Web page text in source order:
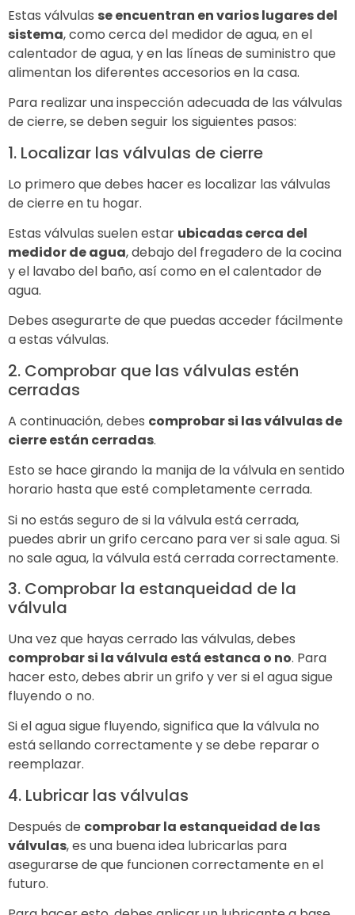
Estas válvulas se encuentran en varios lugares del
sistema, como cerca del medidor de agua, en el
calentador de agua, y en las líneas de suministro que
alimentan los diferentes accesorios en la casa.
Para realizar una inspección adecuada de las válvulas
de cierre, se deben seguir los siguientes pasos:
1. Localizar las válvulas de cierre
Lo primero que debes hacer es localizar las válvulas
de cierre en tu hogar.
Estas válvulas suelen estar ubicadas cerca del
medidor de agua, debajo del fregadero de la cocina
y el lavabo del baño, así como en el calentador de
agua.
Debes asegurarte de que puedas acceder fácilmente
a estas válvulas.
2. Comprobar que las válvulas estén
cerradas
A continuación, debes comprobar si las válvulas de
cierre están cerradas.
Esto se hace girando la manija de la válvula en sentido
horario hasta que esté completamente cerrada.
Si no estás seguro de si la válvula está cerrada,
puedes abrir un grifo cercano para ver si sale agua. Si
no sale agua, la válvula está cerrada correctamente.
3. Comprobar la estanqueidad de la
válvula
Una vez que hayas cerrado las válvulas, debes
comprobar si la válvula está estanca o no. Para
hacer esto, debes abrir un grifo y ver si el agua sigue
fluyendo o no.
Si el agua sigue fluyendo, significa que la válvula no
está sellando correctamente y se debe reparar o
reemplazar.
4. Lubricar las válvulas
Después de comprobar la estanqueidad de las
válvulas, es una buena idea lubricarlas para
asegurarse de que funcionen correctamente en el
futuro.